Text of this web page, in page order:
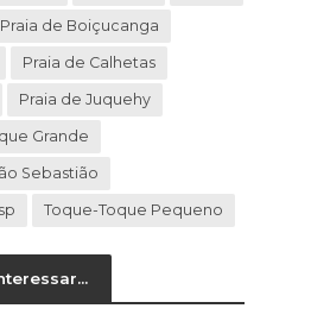
Praia de Boiçucanga
Praia de Calhetas
Praia de Juquehy
Grande
Sebastião
sp Toque-Toque Pequeno